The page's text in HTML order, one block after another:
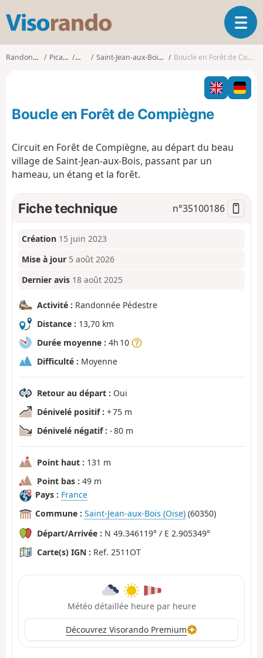
s
o
o
O
u
v
i
r
l
t
Randonnées Picardie Oise Saint-Jean-aux-Bois (Oise) Boucle en Forêt de Compiègne
Boucle en Forêt de Compiègne
Circuit en Forêt de Compiègne, au départ du beau
village de Saint-Jean-aux-Bois, passant par un
hameau, un étang et la forêt.
Fiche technique n°35100186
Création 15 juin 2023
Mise à jour 5 août 2026
Dernier avis 18 août 2025
Activité : Randonnée Pédestre
Distance : 13,70 km
Durée moyenne : 4h 10
Difficulté : Moyenne
Retour au départ : Oui
Dénivelé positif : + 75 m
Dénivelé négatif : - 80 m
Point haut : 131 m
Point bas : 49 m
Pays : France
Commune : Saint-Jean-aux-Bois (Oise) (60350)
Départ/Arrivée : N 49.346119° / E 2.905349°
Carte(s) IGN : Ref. 2511OT
Météo détaillée heure par heure
Découvrez Visorando Premium